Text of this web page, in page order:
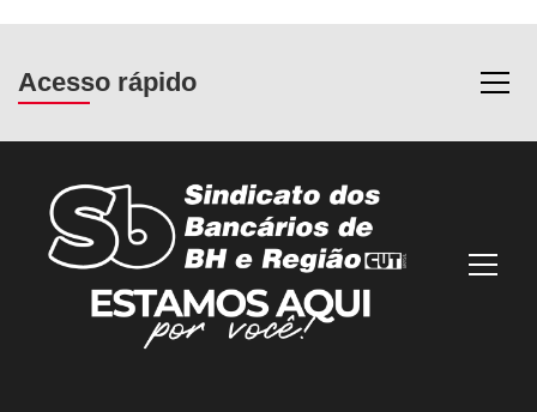
Acesso rápido